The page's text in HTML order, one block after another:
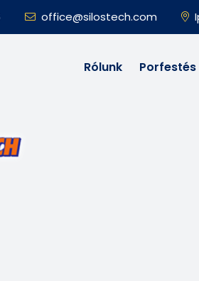
office@silostech.com
Rólunk Porfestés